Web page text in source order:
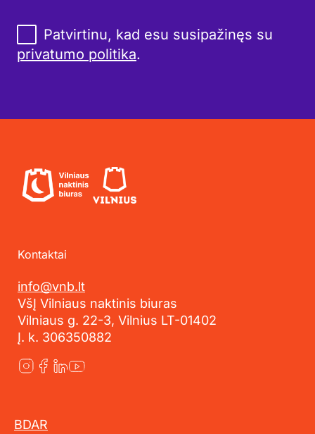
Patvirtinu, kad esu susipažinęs su
privatumo politika.
Kontaktai
info@vnb.lt
VšĮ Vilniaus naktinis biuras
Vilniaus g. 22-3, Vilnius LT-01402
Į. k. 306350882
BDAR